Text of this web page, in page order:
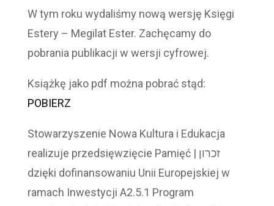
W tym roku wydaliśmy nową wersję Księgi
Estery – Megilat Ester. Zachęcamy do
pobrania publikacji w wersji cyfrowej.
Książkę jako pdf można pobrać stąd:
POBIERZ
Stowarzyszenie Nowa Kultura i Edukacja
realizuje przedsięwzięcie Pamięć | זכרון
dzięki dofinansowaniu Unii Europejskiej w
ramach Inwestycji A2.5.1 Program